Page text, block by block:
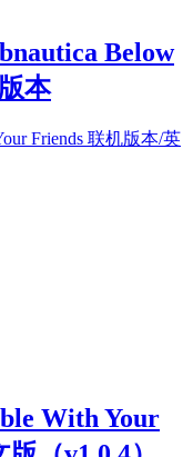
Below
本
With Your